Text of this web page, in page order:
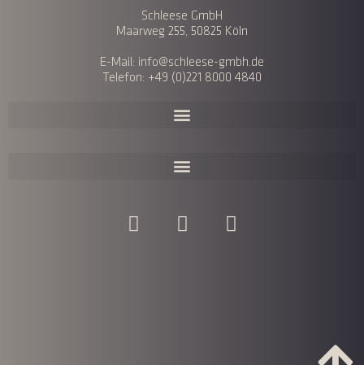
Schleese GmbH
Maarweg 255, 50825 Köln
E-Mail: info@schleese-gmbh.de
Telefon: +49 (0)221 8000 4840